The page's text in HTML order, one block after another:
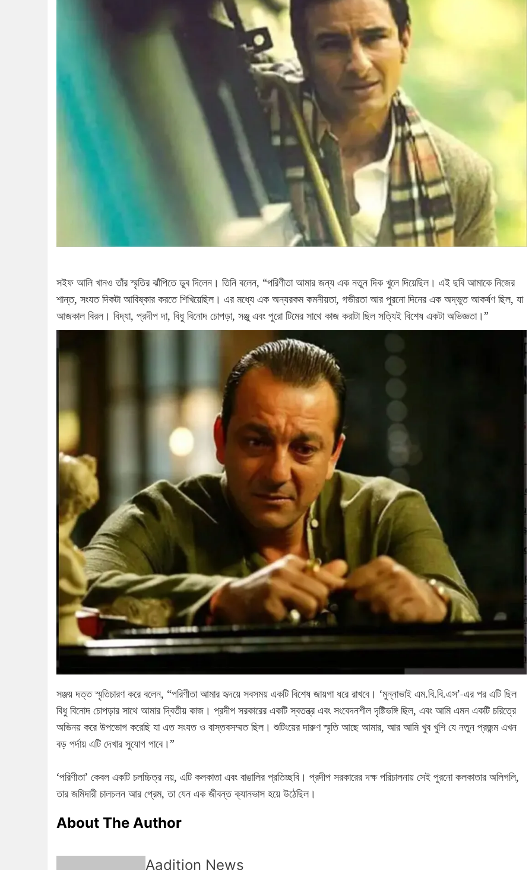
সইফ আলি খানও তাঁর স্মৃতির ঝাঁপিতে ডুব দিলেন। তিনি বলেন, “পরিণীতা আমার জন্য এক নতুন দিক খুলে দিয়েছিল। এই ছবি আমাকে নিজের
শান্ত, সংযত দিকটা আবিষ্কার করতে শিখিয়েছিল। এর মধ্যে এক অন্যরকম কমনীয়তা, গভীরতা আর পুরনো দিনের এক অদ্ভুত আকর্ষণ ছিল, যা
আজকাল বিরল। বিদ্যা, প্রদীপ দা, বিধু বিনোদ চোপড়া, সঞ্জু এবং পুরো টিমের সাথে কাজ করাটা ছিল সত্যিই বিশেষ একটা অভিজ্ঞতা।”
সঞ্জয় দত্ত স্মৃতিচারণ করে বলেন, “পরিণীতা আমার হৃদয়ে সবসময় একটি বিশেষ জায়গা ধরে রাখবে। ‘মুন্নাভাই এম.বি.বি.এস’-এর পর এটি ছিল
বিধু বিনোদ চোপড়ার সাথে আমার দ্বিতীয় কাজ। প্রদীপ সরকারের একটি স্বতন্ত্র এবং সংবেদনশীল দৃষ্টিভঙ্গি ছিল, এবং আমি এমন একটি চরিত্রে
অভিনয় করে উপভোগ করেছি যা এত সংযত ও বাস্তবসম্মত ছিল। শুটিংয়ের দারুণ স্মৃতি আছে আমার, আর আমি খুব খুশি যে নতুন প্রজন্ম এখন
বড় পর্দায় এটি দেখার সুযোগ পাবে।”
‘পরিণীতা’ কেবল একটি চলচ্চিত্র নয়, এটি কলকাতা এবং বাঙালির প্রতিচ্ছবি। প্রদীপ সরকারের দক্ষ পরিচালনায় সেই পুরনো কলকাতার অলিগলি,
তার জমিদারী চালচলন আর প্রেম, তা যেন এক জীবন্ত ক্যানভাস হয়ে উঠেছিল।
About The Author
Aadition News